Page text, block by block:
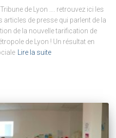
de Lyon …. retrouvez ici les
de presse qui parlent de la
de la nouvelle tarification de
de Lyon ! Un résultat en
Lire la suite